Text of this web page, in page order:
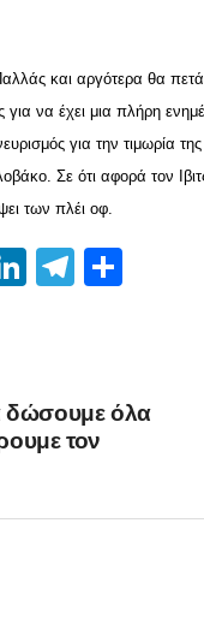
και αργότερα θα
για να έχει μια πλήρη
για την τιμωρία
Σε ότι αφορά τον
των πλέι οφ.
LinkedIn
δώσουμε όλα
τον